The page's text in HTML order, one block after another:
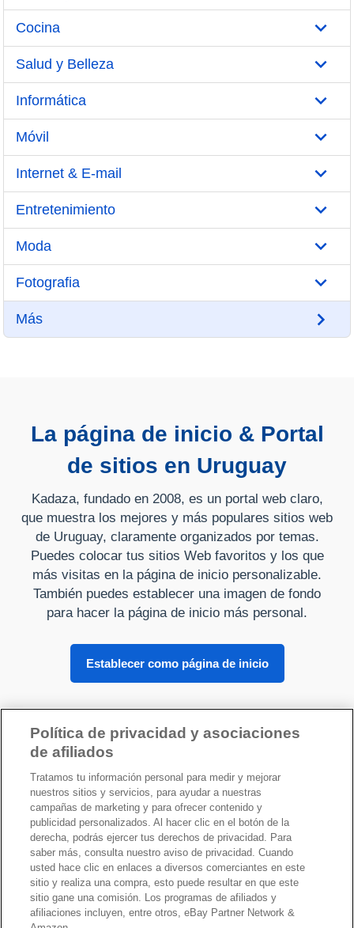
Cocina
Salud y Belleza
Informática
Móvil
Internet & E-mail
Entretenimiento
Moda
Fotografia
Más
La página de inicio & Portal
de sitios en Uruguay
Kadaza, fundado en 2008, es un portal web claro,
que muestra los mejores y más populares sitios web
de Uruguay, claramente organizados por temas.
Puedes colocar tus sitios Web favoritos y los que
más visitas en la página de inicio personalizable.
También puedes establecer una imagen de fondo
para hacer la página de inicio más personal.
Establecer como página de inicio
Sobre Kadaza
Tus derechos de privacidad
©2026 Kadaza - Privacidad-Condiciones
Política de privacidad y asociaciones
de afiliados
Tratamos tu información personal para medir y mejorar
nuestros sitios y servicios, para ayudar a nuestras
campañas de marketing y para ofrecer contenido y
publicidad personalizados. Al hacer clic en el botón de la
derecha, podrás ejercer tus derechos de privacidad. Para
saber más, consulta nuestro aviso de privacidad. Cuando
usted hace clic en enlaces a diversos comerciantes en este
sitio y realiza una compra, esto puede resultar en que este
sitio gane una comisión. Los programas de afiliados y
afiliaciones incluyen, entre otros, eBay Partner Network &